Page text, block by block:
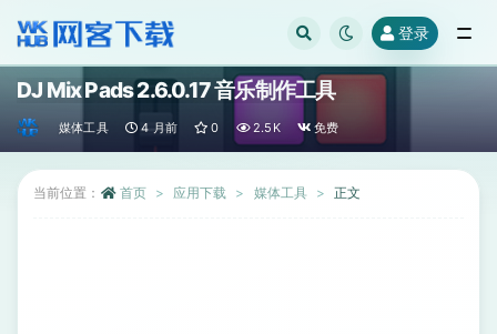
登录
DJ Mix Pads 2.6.0.17 音乐制作工具
媒体工具 4 月前 0 2.5K 免费
当前位置： 首页 应用下载 媒体工具 正文
全部